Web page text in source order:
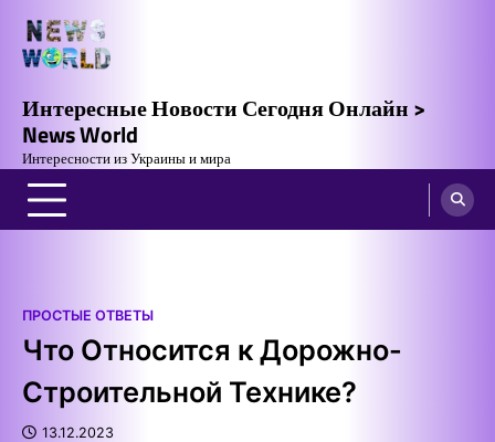
content
Интересные Новости Сегодня Онлайн >
News World
Интересности из Украины и мира
ПРОСТЫЕ ОТВЕТЫ
Что Относится к Дорожно-
Строительной Технике?
13.12.2023